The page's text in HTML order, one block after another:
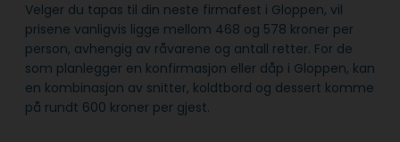
Velger du tapas til din neste firmafest i Gloppen, vil
prisene vanligvis ligge mellom 468 og 578 kroner per
person, avhengig av råvarene og antall retter. For de
som planlegger en konfirmasjon eller dåp i Gloppen, kan
en kombinasjon av snitter, koldtbord og dessert komme
på rundt 600 kroner per gjest.